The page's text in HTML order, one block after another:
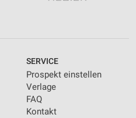
SERVICE
Prospekt einstellen
Verlage
FAQ
Kontakt